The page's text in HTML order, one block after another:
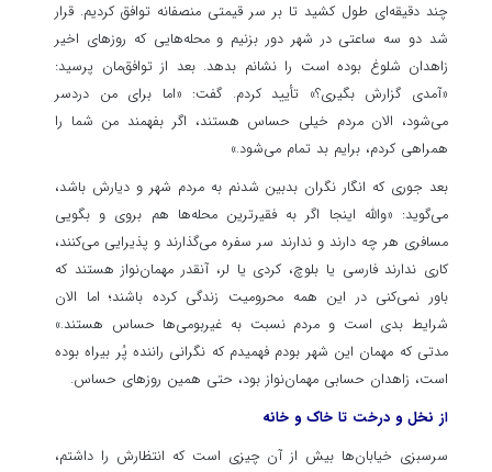
چند دقیقه‌ای طول کشید تا بر سر قیمتی منصفانه توافق کردیم. قرار
شد دو سه ساعتی در شهر دور بزنیم و محله‌هایی که روزهای اخیر
زاهدان شلوغ بوده است را نشانم بدهد. بعد از توافق‌مان پرسید:
«آمدی گزارش بگیری؟» تأیید کردم. گفت: «اما برای من دردسر
می‌شود، الان مردم خیلی حساس هستند، اگر بفهمند من شما را
همراهی کردم، برایم بد تمام می‌شود.»
بعد جوری که انگار نگران بدبین شدنم به مردم شهر و دیارش باشد،
می‌گوید: «والله اینجا اگر به فقیرترین محله‌ها هم بروی و بگویی
مسافری هر چه دارند و ندارند سر سفره می‌گذارند و پذیرایی می‌کنند،
کاری ندارند فارسی یا بلوچ، کردی یا لر، آنقدر مهمان‌نواز هستند که
باور نمی‌کنی در این همه محرومیت زندگی کرده باشند؛ اما الان
شرایط بدی است و مردم نسبت به غیربومی‌ها حساس هستند.»
مدتی که مهمان این شهر بودم فهمیدم که نگرانی راننده پُر بیراه بوده
است، زاهدان حسابی مهمان‌نواز بود، حتی همین روزهای حساس.
از نخل و درخت تا خاک و خانه
سرسبزی خیابان‌ها بیش از آن چیزی است که انتظارش را داشتم،